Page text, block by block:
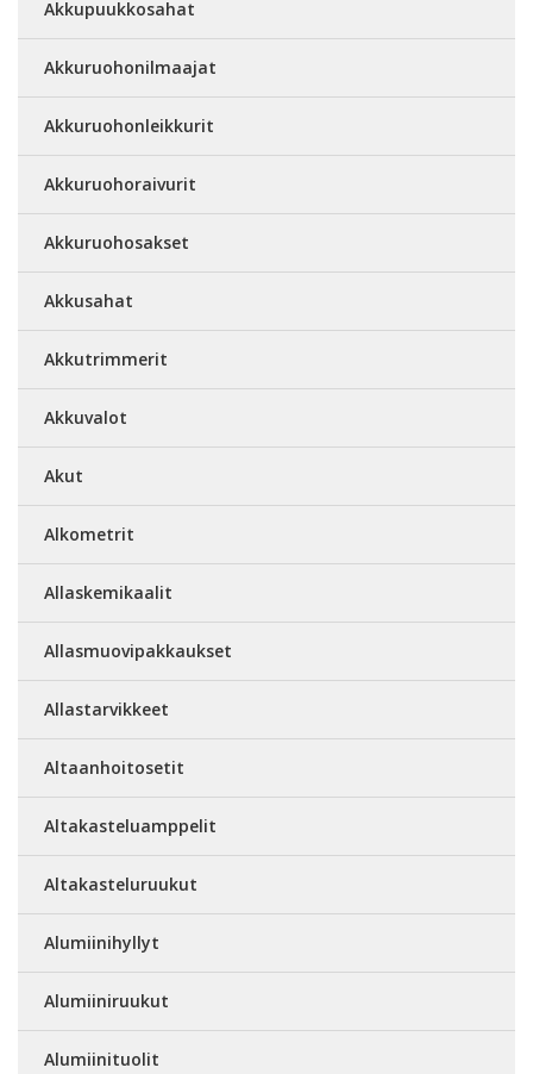
Akkupuukkosahat
Akkuruohonilmaajat
Akkuruohonleikkurit
Akkuruohoraivurit
Akkuruohosakset
Akkusahat
Akkutrimmerit
Akkuvalot
Akut
Alkometrit
Allaskemikaalit
Allasmuovipakkaukset
Allastarvikkeet
Altaanhoitosetit
Altakasteluamppelit
Altakasteluruukut
Alumiinihyllyt
Alumiiniruukut
Alumiinituolit